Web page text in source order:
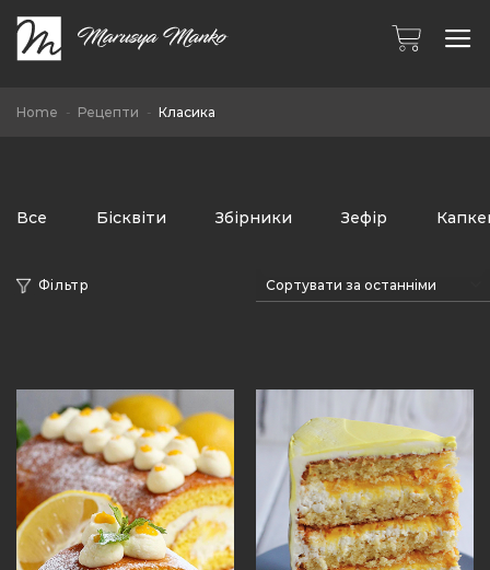
content
Home - Рецепти - Класика
Все Бісквіти Збірники Зефір
Фільтр